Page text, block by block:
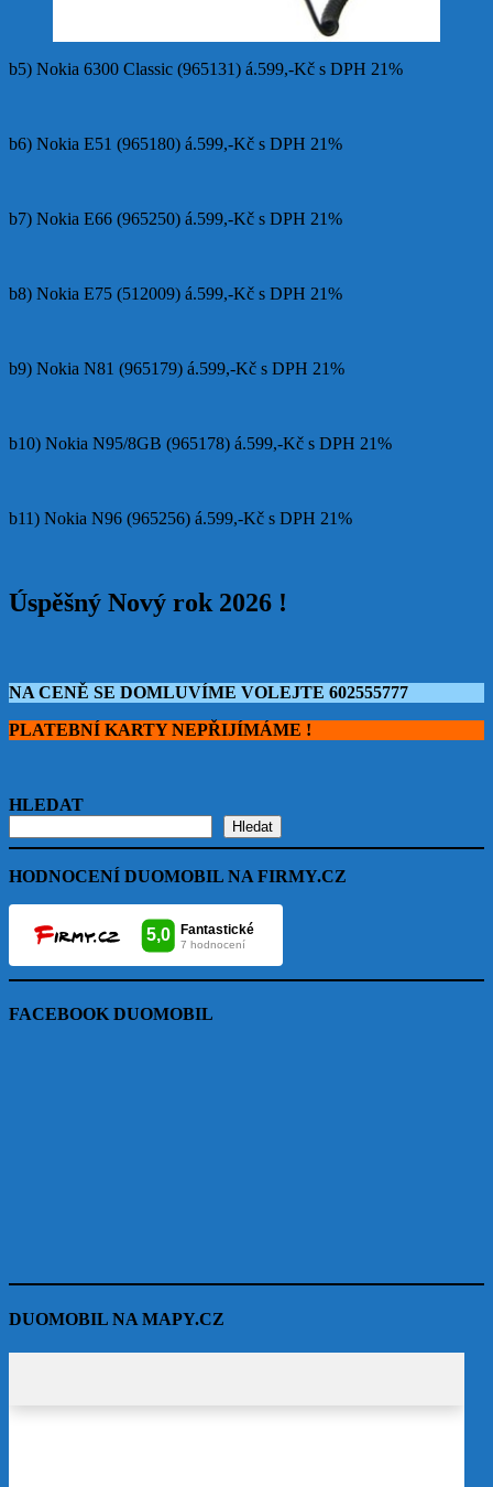
b5) Nokia 6300 Classic (965131) á.599,-Kč s DPH 21%
b6) Nokia E51 (965180) á.599,-Kč s DPH 21%
b7) Nokia E66 (965250) á.599,-Kč s DPH 21%
b8) Nokia E75 (512009) á.599,-Kč s DPH 21%
b9) Nokia N81 (965179) á.599,-Kč s DPH 21%
b10) Nokia N95/8GB (965178) á.599,-Kč s DPH 21%
b11) Nokia N96 (965256) á.599,-Kč s DPH 21%
Úspěšný Nový rok 2026 !
NA CENĚ SE DOMLUVÍME VOLEJTE 602555777
PLATEBNÍ KARTY NEPŘIJÍMÁME !
HLEDAT
Hledat
HODNOCENÍ DUOMOBIL NA FIRMY.CZ
FACEBOOK DUOMOBIL
DUOMOBIL NA MAPY.CZ